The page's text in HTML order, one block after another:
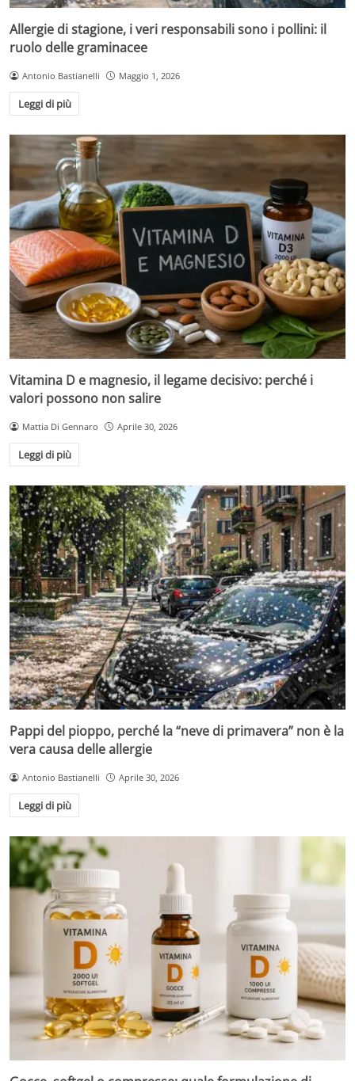
Allergie di stagione, i veri responsabili sono i pollini: il
ruolo delle graminacee
Antonio Bastianelli Maggio 1, 2026
Leggi di più
Vitamina D e magnesio, il legame decisivo: perché i
valori possono non salire
Mattia Di Gennaro Aprile 30, 2026
Leggi di più
Pappi del pioppo, perché la “neve di primavera” non è la
vera causa delle allergie
Antonio Bastianelli Aprile 30, 2026
Leggi di più